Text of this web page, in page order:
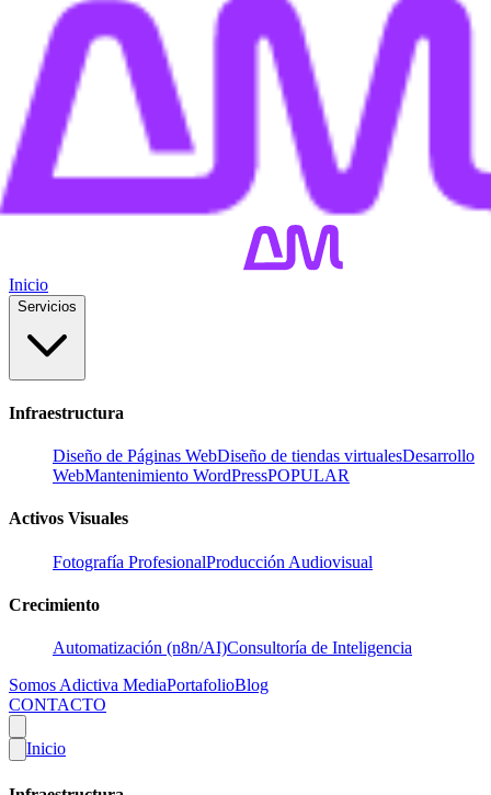
Inicio
Servicios
Infraestructura
Diseño de Páginas WebDiseño de tiendas virtualesDesarrollo
WebMantenimiento WordPressPOPULAR
Activos Visuales
Fotografía ProfesionalProducción Audiovisual
Crecimiento
Automatización (n8n/AI)Consultoría de Inteligencia
Somos Adictiva MediaPortafolioBlog
CONTACTO
Inicio